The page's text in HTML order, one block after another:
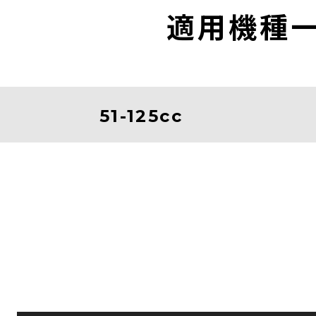
適用機種
51-125cc